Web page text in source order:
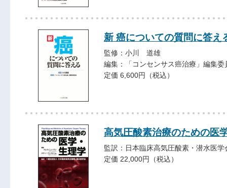
新 癌についての質問に答え
監修：小川 道雄
編集：「コンセンサス癌治療」編集委
定価 6,600円（税込）
高気圧酸素治療のための医
監訳：日本臨床高気圧酸素・潜水医学
定価 22,000円（税込）